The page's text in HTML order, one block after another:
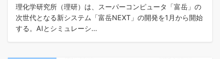
理化学研究所（理研）は、スーパーコンピュータ「富岳」の
次世代となる新システム「富岳NEXT」の開発を1月から開始
する。AIとシミュレーシ…